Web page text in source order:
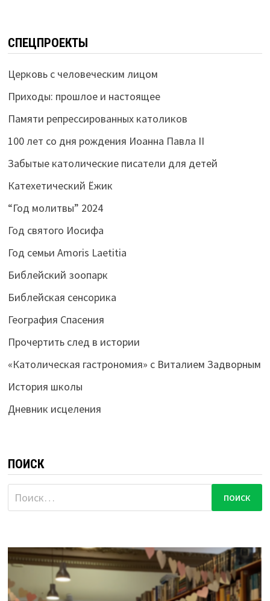
СПЕЦПРОЕКТЫ
Церковь с человеческим лицом
Приходы: прошлое и настоящее
Памяти репрессированных католиков
100 лет со дня рождения Иоанна Павла II
Забытые католические писатели для детей
Катехетический Ёжик
“Год молитвы” 2024
Год святого Иосифа
Год семьи Amoris Laetitia
Библейский зоопарк
Библейская сенсорика
География Спасения
Прочертить след в истории
«Католическая гастрономия» с Виталием Задворным
История школы
Дневник исцеления
ПОИСК
Найти: